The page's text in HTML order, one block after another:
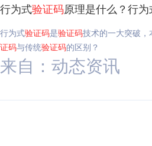
行为式验证码原理是什么？行为
行为式验证码是验证码技术的一大突破
证码与传统验证码的区别？
来自：动态资讯